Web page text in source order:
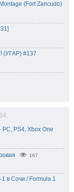
(Fort Zancudo)
(УГАР) #137
PS4, Xbox One
167
в Сочи / Formula 1